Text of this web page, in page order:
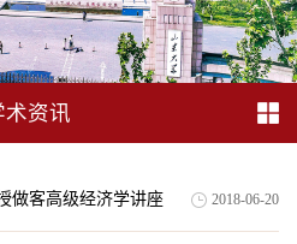
术资讯
做客高级经济学讲座 2018-06-20